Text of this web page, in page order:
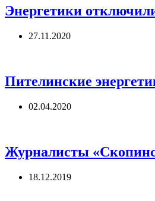
Энергетики
27.11.2020
Пителинские
02.04.2020
Журналисты
18.12.2019